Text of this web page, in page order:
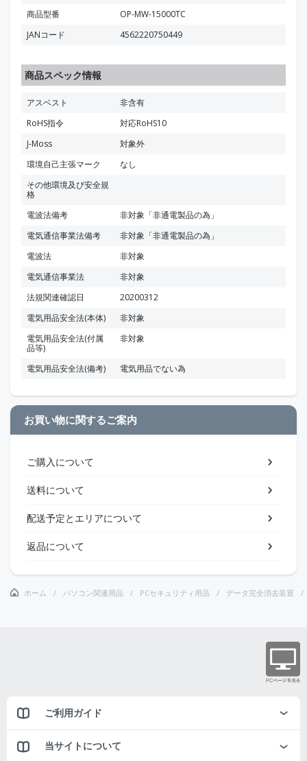
商品型番
OP-MW-15000TC
JANコード
4562220750449
商品スペック情報
アスベスト
非含有
RoHS指令
対応RoHS10
J-Moss
対象外
環境自己主張マーク
なし
その他環境及び安全規
格
電波法備考
非対象「非通電製品の為」
電気通信事業法備考
非対象「非通電製品の為」
電波法
非対象
電気通信事業法
非対象
法規関連確認日
20200312
電気用品安全法(本体)
非対象
電気用品安全法(付属
品等)
非対象
電気用品安全法(備考) 電気用品でない為
お買い物に関するご案内
ご購入について
送料について
配送予定とエリアについて
返品について
ホーム パソコン関連用品 PCセキュリティ用品 データ完全消去装置
ご利用ガイド
当サイトについて